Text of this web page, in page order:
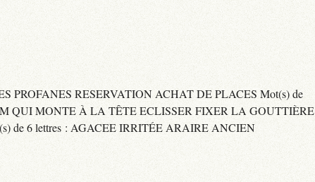
PROFANES RESERVATION ACHAT DE PLACES Mot(s) de
QUI MONTE À LA TÊTE ECLISSER FIXER LA GOUTTIÈRE
de 6 lettres : AGACEE IRRITÉE ARAIRE ANCIEN